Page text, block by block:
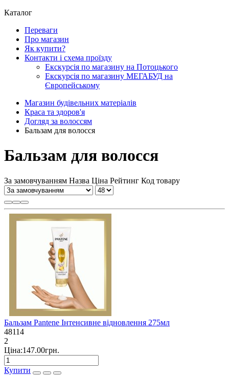
Каталог
Переваги
Про магазин
Як купити?
Контакти і схема проїзду
Екскурсія по магазину на Потоцького
Екскурсія по магазину МЕГАБУД на
Європейському
Магазин будівельних матеріалів
Краса та здоров'я
Догляд за волоссям
Бальзам для волосся
Бальзам для волосся
За замовчуванням Назва Ціна Рейтинг Код товару
Бальзам Pantene Інтенсивне відновлення 275мл
48114
2
Ціна:147.00грн.
Купити